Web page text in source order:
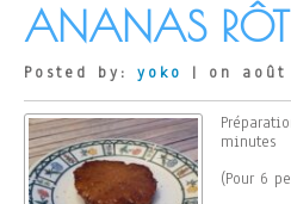
ANANAS
Posted by: yoko | on août
minutes
(Pour 6